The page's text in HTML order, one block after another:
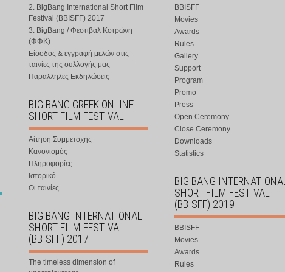
2. BigBang International Short Film
Festival (BBISFF) 2017
3. BigBang / Φεστιβάλ Κοτρώνη
(ΦΦΚ)
Είσοδος & εγγραφή μελών στις
ταινίες της συλλογής μας
Παραλληλες Εκδηλώσεις
BIG BANG GREEK ONLINE
SHORT FILM FESTIVAL
Αίτηση Συμμετοχής
Κανονισμός
Πληροφορίες
Ιστορικό
Οι ταινίες
BIG BANG INTERNATIONAL
SHORT FILM FESTIVAL
(BBISFF) 2017
The timeless dimension of
BBISFF
Movies
Awards
Rules
Gallery
Support
Program
Promo
Press
Open Ceremony
Close Ceremony
Downloads
Statistics
BIG BANG INTERNATIONAL
SHORT FILM FESTIVAL
(BBISFF) 2019
BBISFF
Movies
Awards
Rules